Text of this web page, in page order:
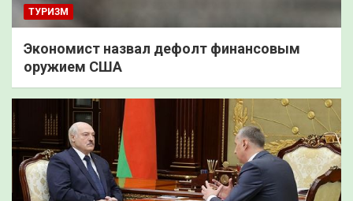
ТУРИЗМ
Экономист назвал дефолт финансовым
оружием США